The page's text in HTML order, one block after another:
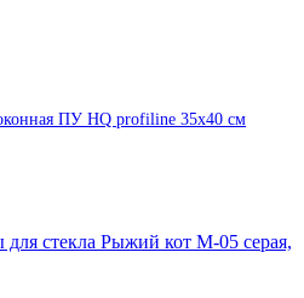
ПУ HQ profiline 35х40 см